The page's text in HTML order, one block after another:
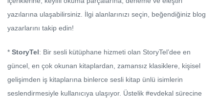
yazılarına ulaşabilirsiniz. İlgi alanlarınızı seçin, beğendiğiniz blog
yazarlarını takip edin!
* StoryTel: Bir sesli kütüphane hizmeti olan StoryTel’dee en
güncel, en çok okunan kitaplardan, zamansız klasiklere, kişisel
gelişimden iş kitaplarına binlerce sesli kitap ünlü isimlerin
seslendirmesiyle kullanıcıya ulaşıyor. Üstelik #evdekal sürecine